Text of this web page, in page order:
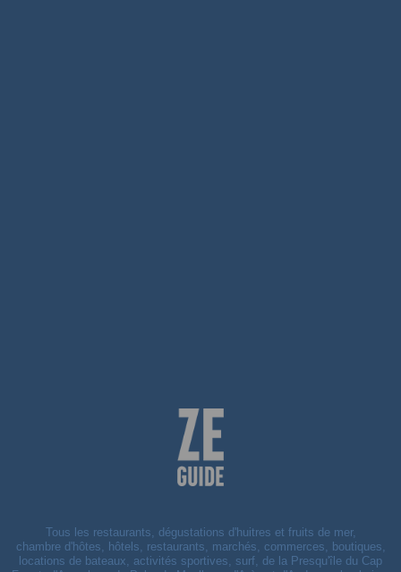
Tous les restaurants, dégustations d'huitres et fruits de mer,
chambre d'hôtes, hôtels, restaurants, marchés, commerces, boutiques,
locations de bateaux, activités sportives, surf, de la Presqu'île du Cap